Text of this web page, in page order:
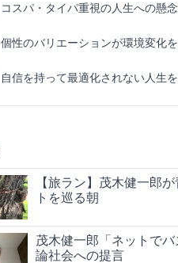
コスパ・タイパ重視の人生への懸念
個性のバリエーションが環境変化
自信を持って最適化されない人生
【旅ラン】茂木健一郎
トを巡る朝
茂木健一郎「ネットで
論社会への提言